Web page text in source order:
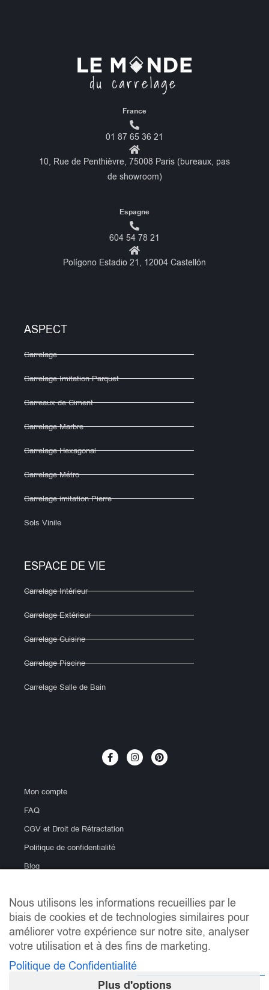
France
01 87 65 36 21
10, Rue de Penthièvre, 75008 Paris (bureaux, pas
de showroom)
Espagne
604 54 78 21
Polígono Estadio 21, 12004 Castellón
ASPECT
Carrelage
Carrelage Imitation Parquet
Carreaux de Ciment
Carrelage Marbre
Carrelage Hexagonal
Carrelage Métro
Carrelage imitation Pierre
Sols Vinile
ESPACE DE VIE
Carrelage Intérieur
Carrelage Extérieur
Carrelage Cuisine
Carrelage Piscine
Carrelage Salle de Bain
Mon compte
FAQ
CGV et Droit de Rétractation
Politique de confidentialité
Blog
info@lemondeducarrelage.fr | Copyright © Le Monde du
Carrelage
Nous utilisons les informations recueillies par le
biais de cookies et de technologies similaires pour
améliorer votre expérience sur notre site, analyser
votre utilisation et à des fins de marketing.
Politique de Confidentialité
Plus d'options